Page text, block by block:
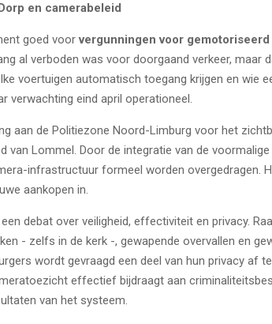
en camerabeleid
goed voorvergunningen voor
al verboden was voor doorgaand verkeer, maar
voertuigen automatisch toegang krijgen en wie
verwachting eind april operationeel.
aan de Politiezone Noord-Limburg voor het
van Lommel. Door de integratie van de
infrastructuur formeel worden overgedragen.
aankopen in.
debat over veiligheid, effectiviteit en privacy.
- zelfs in de kerk -, gewapende overvallen en
wordt gevraagd een deel van hun privacy af
effectief bijdraagt aan
van het systeem.